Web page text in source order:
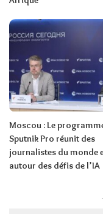
Moscou : Le
Sputnik Pro réunit des
journalistes du monde
autour des défis de l’IA